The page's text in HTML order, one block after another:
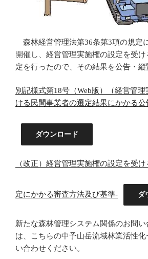
森林経営管理法第36条第3項の規定
開催し、経営管理実施権の設定を受
定を行ったので、その結果を公告・縦
別記様式第18号（Web版）（経営管
ける民間事業者の選定結果にかかる公
ダウンロード
（改正）経営管理実施権の設定を受
定にかかる審査方法及び基準- ダ
新たな森林管理システム関係のお問い
は、こちらの中予山岳流域林業活性
い合わせください。